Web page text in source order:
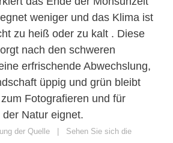
weniger und das Klima ist
zu heiß oder zu kalt . Diese
nach den schweren
erfrischende Abwechslung,
üppig und grün bleibt
Fotografieren und für
Natur eignet.
der Quelle | Sehen Sie sich die